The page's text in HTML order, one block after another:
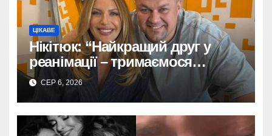
ЦІКАВЕ
Нікітюк: “Найкращий друг у
реанімації – тримаємося
разом!”
СЕР 6, 2026